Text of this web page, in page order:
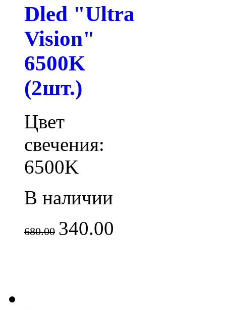
Dled "Ultra
Vision"
6500K
(2шт.)
Цвет
свечения:
6500K
В наличии
680.00 340.00